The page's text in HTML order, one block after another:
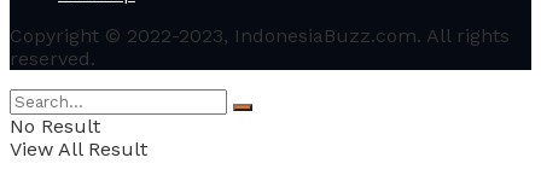
Copyright © 2022-2023, IndonesiaBuzz.com. All rights
reserved.
No Result
View All Result